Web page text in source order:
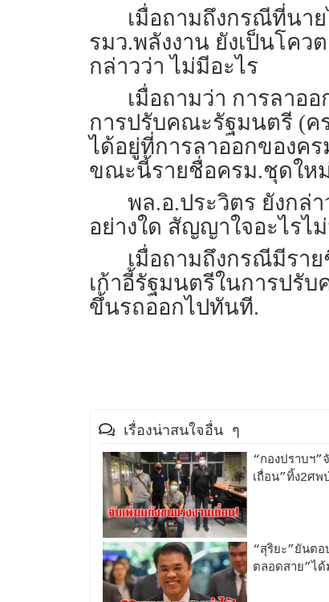
เมื่อถามถึงกรณีที่นา
รมว.พลังงาน ยังเป็นโค
กล่าวว่า ไม่มีอะไร
เมื่อถามว่า การลาอ
การปรับคณะรัฐมนตรี (ค
ได้อยู่ที่การลาออกของค
ขณะนี้รายชื่อครม.ชุดให
พล.อ.ประวิตร ยังกล่
อย่างใด สัญญาใจอะไร
เมื่อถามถึงกรณีมีรา
เก้าอี้รัฐมนตรีในการปรั
ขึ้นรถออกไปทันที.
เรื่องน่าสนใจอื่น ๆ
“กองปราบฯ”
เถื่อน”ทิ้ง2ศพ
“สุริยะ”ยันต
ตลอดสาย”ไ